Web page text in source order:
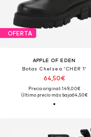
OFERTA
APPLE OF EDEN
Botas Chelsea 'CHER 1'
64,50€
Precio original: 149,00€
Último precio más bajo:64,50€